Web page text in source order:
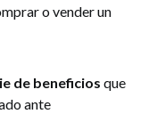
o vender un
de beneficios que
ante